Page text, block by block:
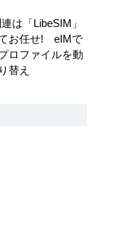
は「LibeSIM」
お任せ! eIMで
ロファイルを動
替え